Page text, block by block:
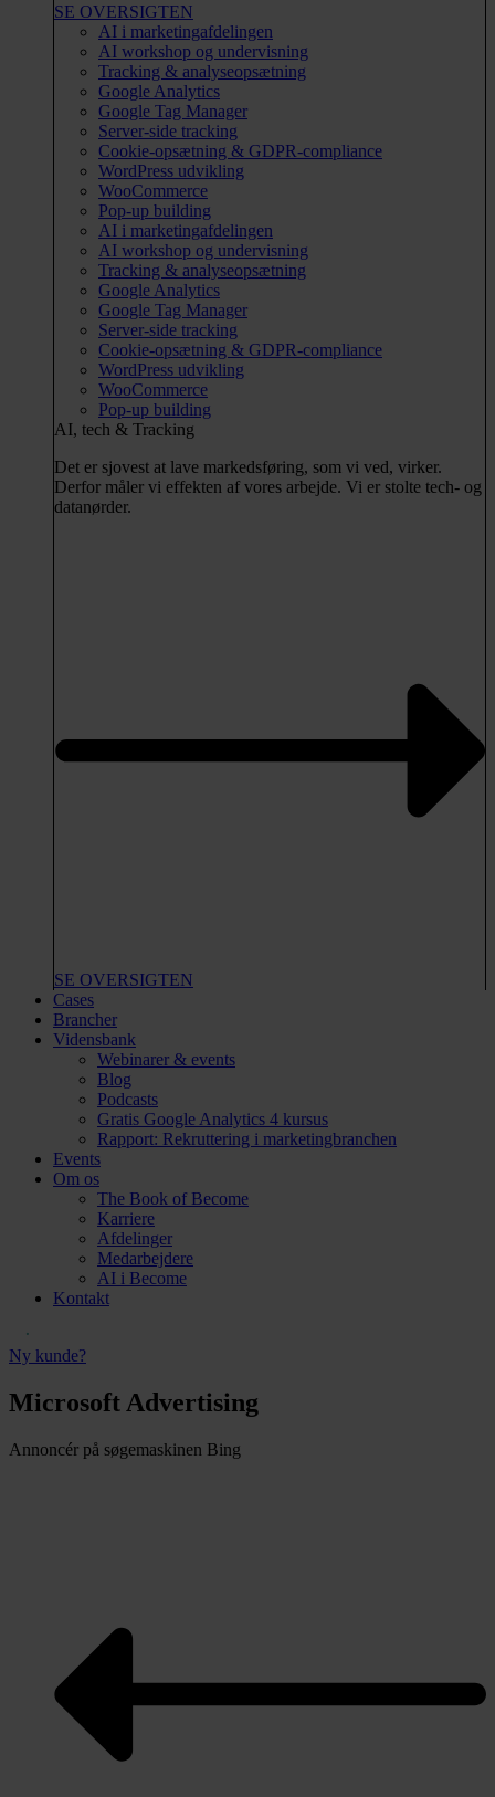
SE OVERSIGTEN
AI i marketingafdelingen
AI workshop og undervisning
Tracking & analyseopsætning
Google Analytics
Google Tag Manager
Server-side tracking
Cookie-opsætning & GDPR-compliance
WordPress udvikling
WooCommerce
Pop-up building
AI i marketingafdelingen
AI workshop og undervisning
Tracking & analyseopsætning
Google Analytics
Google Tag Manager
Server-side tracking
Cookie-opsætning & GDPR-compliance
WordPress udvikling
WooCommerce
Pop-up building
AI, tech & Tracking
Det er sjovest at lave markedsføring, som vi ved, virker.
Derfor måler vi effekten af vores arbejde. Vi er stolte tech- og
datanørder.
SE OVERSIGTEN
Cases
Brancher
Vidensbank
Webinarer & events
Blog
Podcasts
Gratis Google Analytics 4 kursus
Rapport: Rekruttering i marketingbranchen
Events
Om os
The Book of Become
Karriere
Afdelinger
Medarbejdere
AI i Become
Kontakt
Ny kunde?
Microsoft Advertising
Annoncér på søgemaskinen Bing